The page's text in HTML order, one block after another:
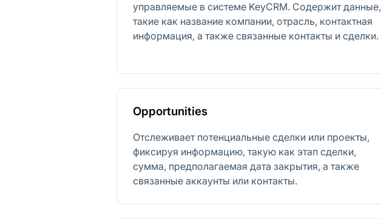
управляемые в системе KeyCRM. Содержит данные,
такие как название компании, отрасль, контактная
информация, а также связанные контакты и сделки.
Opportunities
Отслеживает потенциальные сделки или проекты,
фиксируя информацию, такую как этап сделки,
сумма, предполагаемая дата закрытия, а также
связанные аккаунты или контакты.